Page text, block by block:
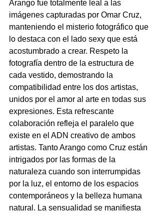
Arango fue totalmente leal a las
imágenes capturadas por Omar Cruz,
manteniendo el misterio fotográfico que
lo destaca con el lado sexy que está
acostumbrado a crear. Respeto la
fotografía dentro de la estructura de
cada vestido, demostrando la
compatibilidad entre los dos artistas,
unidos por el amor al arte en todas sus
expresiones. Esta refrescante
colaboración refleja el paralelo que
existe en el ADN creativo de ambos
artistas. Tanto Arango como Cruz están
intrigados por las formas de la
naturaleza cuando son interrumpidas
por la luz, el entorno de los espacios
contemporáneos y la belleza humana
natural. La sensualidad se manifiesta